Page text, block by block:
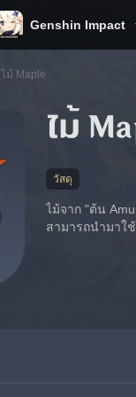
Genshin Impact
ไม้ Maple
ไม้
วัสดุ
ไม้จาก "ต้น
สามารถนำมาใ